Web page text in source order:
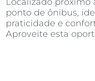
ponto de ônibus,
praticidade e
Aproveite esta